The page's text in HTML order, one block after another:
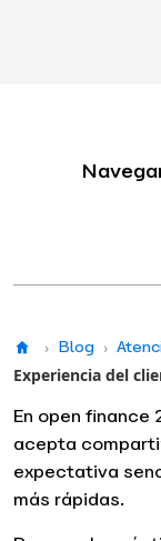
› Blog ›
Experiencia del
En open
acepta
expectativa
más rápidas.